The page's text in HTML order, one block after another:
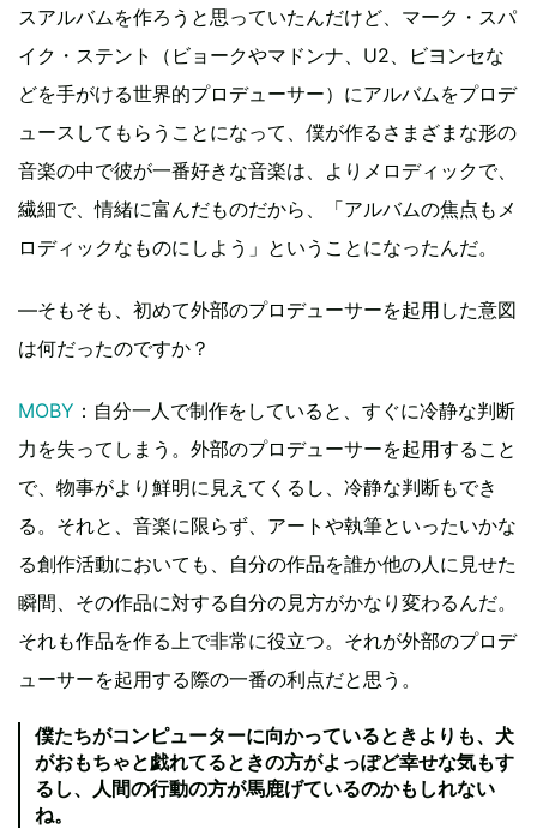
スアルバムを作ろうと思っていたんだけど、マーク・スパ
イク・ステント（ビョークやマドンナ、U2、ビヨンセな
どを手がける世界的プロデューサー）にアルバムをプロデ
ュースしてもらうことになって、僕が作るさまざまな形の
音楽の中で彼が一番好きな音楽は、よりメロディックで、
繊細で、情緒に富んだものだから、「アルバムの焦点もメ
ロディックなものにしよう」ということになったんだ。
―そもそも、初めて外部のプロデューサーを起用した意図
は何だったのですか？
MOBY ：自分一人で制作をしていると、すぐに冷静な判断
力を失ってしまう。外部のプロデューサーを起用すること
で、物事がより鮮明に見えてくるし、冷静な判断もでき
る。それと、音楽に限らず、アートや執筆といったいかな
る創作活動においても、自分の作品を誰か他の人に見せた
瞬間、その作品に対する自分の見方がかなり変わるんだ。
それも作品を作る上で非常に役立つ。それが外部のプロデ
ューサーを起用する際の一番の利点だと思う。
僕たちがコンピューターに向かっているときよりも、犬
がおもちゃと戯れてるときの方がよっぽど幸せな気もす
るし、人間の行動の方が馬鹿げているのかもしれない
ね。